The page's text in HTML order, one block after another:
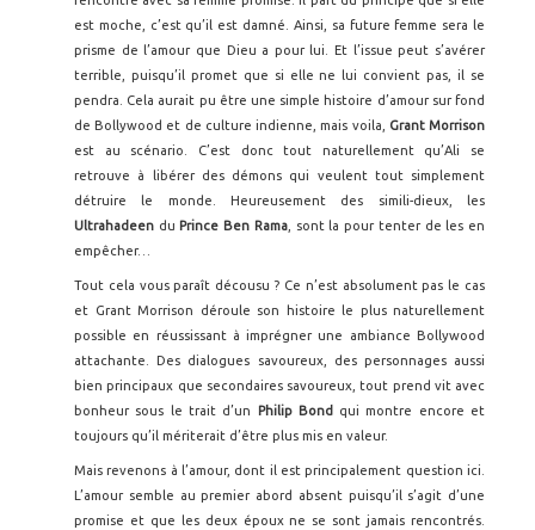
est moche, c’est qu’il est damné. Ainsi, sa future femme sera le
prisme de l’amour que Dieu a pour lui. Et l’issue peut s’avérer
terrible, puisqu’il promet que si elle ne lui convient pas, il se
pendra. Cela aurait pu être une simple histoire d’amour sur fond
de Bollywood et de culture indienne, mais voila,
Grant Morrison
est au scénario. C’est donc tout naturellement qu’Ali se
retrouve à libérer des démons qui veulent tout simplement
détruire le monde. Heureusement des simili-dieux, les
Ultrahadeen du Prince Ben Rama, sont la pour tenter de les en
empêcher…
Tout cela vous paraît décousu ? Ce n’est absolument pas le cas
et Grant Morrison déroule son histoire le plus naturellement
possible en réussissant à imprégner une ambiance Bollywood
attachante. Des dialogues savoureux, des personnages aussi
bien principaux que secondaires savoureux, tout prend vit avec
bonheur sous le trait d’un
Philip Bond
qui montre encore et
toujours qu’il mériterait d’être plus mis en valeur.
Mais revenons à l’amour, dont il est principalement question ici.
L’amour semble au premier abord absent puisqu’il s’agit d’une
promise et que les deux époux ne se sont jamais rencontrés.